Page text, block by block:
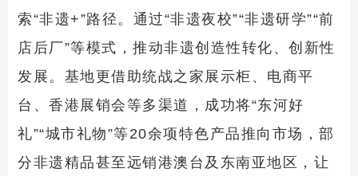
索“非遗+”路径。通过“非遗夜校”“非遗研学”“前
店后厂”等模式，推动非遗创造性转化、创新性
发展。基地更借助统战之家展示柜、电商平
台、香港展销会等多渠道，成功将“东河好
礼”“城市礼物”等20余项特色产品推向市场，部
分非遗精品甚至远销港澳台及东南亚地区，让